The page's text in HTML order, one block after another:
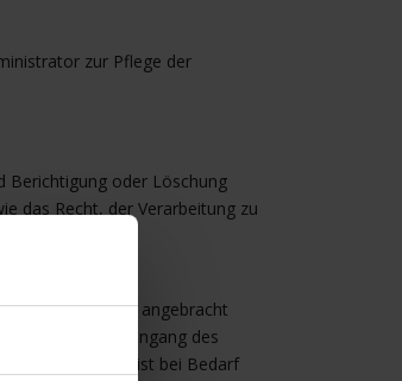
zur Pflege der
Berichtigung oder Löschung
das Recht, der Verarbeitung zu
Ihre Unterschrift angebracht
Monats nach Eingang des
kann diese Frist bei Bedarf